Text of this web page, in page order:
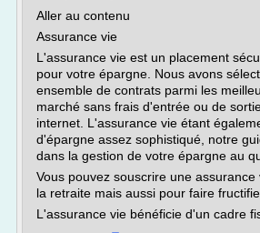
Aller au contenu
Assurance vie
L'assurance vie est un placement
pour votre épargne. Nous avons
ensemble de contrats parmi les
marché sans frais d'entrée ou de
internet. L'assurance vie étant
d'épargne assez sophistiqué, notre
dans la gestion de votre épargne au
Vous pouvez souscrire une
la retraite mais aussi pour faire
L'assurance vie bénéficie d'un cadre